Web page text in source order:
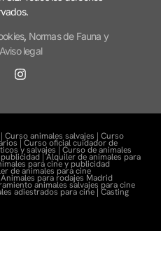
, Normas de Fauna y
Aviso legal
Curso animales salvajes | Curso
| Curso oficial cuidador de
y salvajes | Curso de animales
publicidad |Alquiler de animales para
para cine y publicidad
de animales para cine
Animales para rodajes Madrid
animales salvajes para cine
adiestrados para cine| Casting